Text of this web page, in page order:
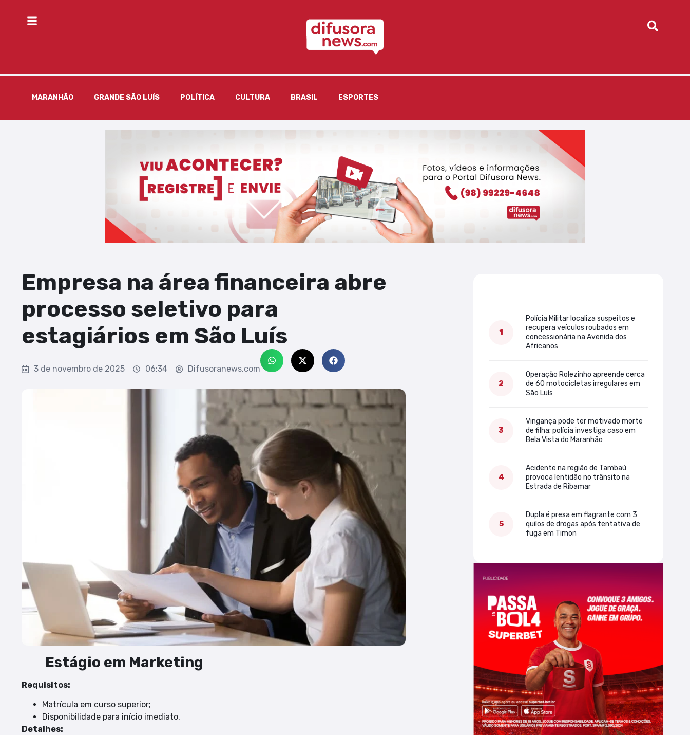
MARANHÃO GRANDE SÃO LUÍS POLÍTICA CULTURA BRASIL ESPORTES
Empresa na área financeira abre
processo seletivo para
estagiários em São Luís
3 de novembro de 2025 06:34 Difusoranews.com
Estágio em Marketing
Requisitos:
Matrícula em curso superior;
Disponibilidade para início imediato.
Detalhes:
Polícia Militar localiza suspeitos e
recupera veículos roubados em
concessionária na Avenida dos
Africanos
Operação Rolezinho apreende cerca
de 60 motocicletas irregulares em
São Luís
Vingança pode ter motivado morte
de filha; polícia investiga caso em
Bela Vista do Maranhão
Acidente na região de Tambaú
provoca lentidão no trânsito na
Estrada de Ribamar
Dupla é presa em flagrante com 3
quilos de drogas após tentativa de
fuga em Timon